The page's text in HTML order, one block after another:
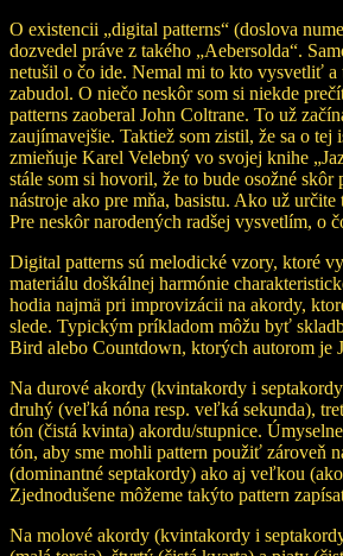
O existencii „digital patterns“ (doslova
dozvedel práve z takého „Aebersolda“.
netušil o čo ide. Nemal mi to kto vysvetliť a
zabudol. O niečo neskôr som si niekde
patterns zaoberal John Coltrane. To už
zaujímavejšie. Taktiež som zistil, že sa o tej
zmieňuje Karel Velebný vo svojej knihe
stále som si hovoril, že to bude osožné skôr
nástroje ako pre mňa, basistu. Ako už
Pre neskôr narodených radšej vysvetlím, o
Digital patterns sú melodické vzory, ktoré
materiálu doškálnej harmónie
hodia najmä pri improvizácii na akordy,
slede. Typickým príkladom môžu byť
Bird alebo Countdown, ktorých autorom je
Na durové akordy (kvintakordy i
druhý (veľká nóna resp. veľká sekunda),
tón (čistá kvinta) akordu/stupnice.
tón, aby sme mohli pattern použiť zároveň
(dominantné septakordy) ako aj veľkou
Zjednodušene môžeme takýto pattern
Na molové akordy (kvintakordy i